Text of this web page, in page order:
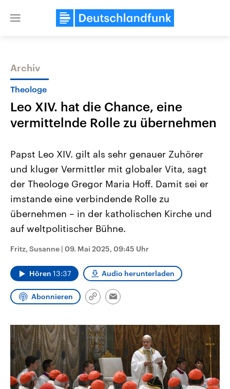
Close
Themen
Landtagswahl Sachsen-Anhalt
2026
Alle Informationen
Sachsen-Anhalt wählt am 6.
September 2026 einen neuen
Landtag. Seit 2021 wird das
Bundesland von einer Koalition aus
CDU, SPD und FDP regiert.-
Umfragen, Prognosen,
Wahlprogramme, aktuelle Berichte
und Kandidaten der anstehenden
Wahl.
USA
Aktuelle Beiträge,
Hintergründe
Wirtschaftlich und
gehören die Vereinigten
den mächtigsten Ländern
Archiv
Theologe
Leo XIV. hat die Chance, eine
vermittelnde Rolle zu übernehmen
Papst Leo XIV. gilt als sehr genauer Zuhörer
und kluger Vermittler mit globaler Vita, sagt
der Theologe Gregor Maria Hoff. Damit sei er
imstande eine verbindende Rolle zu
übernehmen – in der katholischen Kirche und
auf weltpolitischer Bühne.
Fritz, Susanne | 09. Mai 2025, 09:45 Uhr
Hören 13:37 Audio herunterladen
Abonnieren
Link
Email